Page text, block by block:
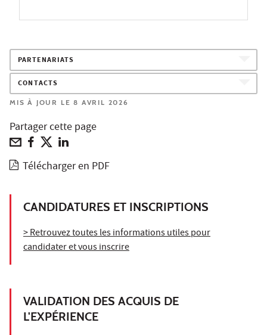
PARTENARIATS
CONTACTS
MIS À JOUR LE 8 AVRIL 2026
Partager cette page
Télécharger en PDF
CANDIDATURES ET INSCRIPTIONS
> Retrouvez toutes les informations utiles pour
candidater et vous inscrire
VALIDATION DES ACQUIS DE
L'EXPÉRIENCE